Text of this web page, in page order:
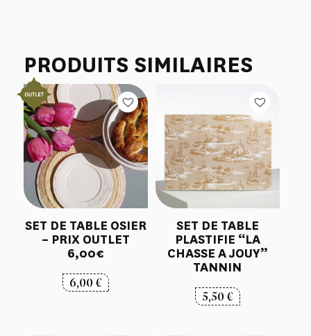
PRODUITS SIMILAIRES
SET DE TABLE OSIER
– PRIX OUTLET
6,00€
6,00€
SET DE TABLE
PLASTIFIE “LA
CHASSE A JOUY”
TANNIN
5,50€